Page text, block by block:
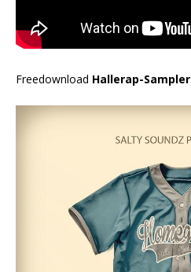
Freedownload Hallerap-Sampler